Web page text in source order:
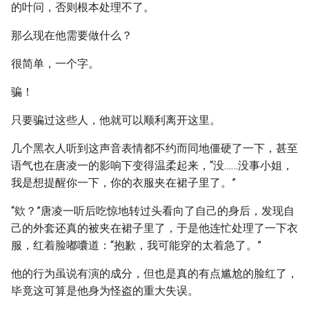
的叶问，否则根本处理不了。
那么现在他需要做什么？
很简单，一个字。
骗！
只要骗过这些人，他就可以顺利离开这里。
几个黑衣人听到这声音表情都不约而同地僵硬了一下，甚至
语气也在唐凌一的影响下变得温柔起来，“没……没事小姐，
我是想提醒你一下，你的衣服夹在裙子里了。”
“欸？”唐凌一听后吃惊地转过头看向了自己的身后，发现自
己的外套还真的被夹在裙子里了，于是他连忙处理了一下衣
服，红着脸嘟囔道：“抱歉，我可能穿的太着急了。”
他的行为虽说有演的成分，但也是真的有点尴尬的脸红了，
毕竟这可算是他身为怪盗的重大失误。